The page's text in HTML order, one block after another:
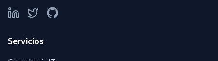
Servicios